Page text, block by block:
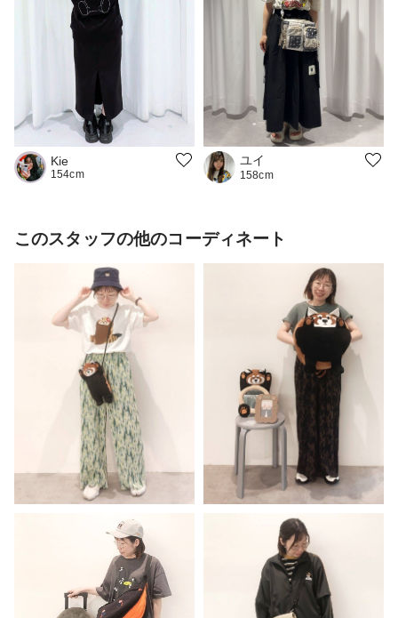
Kie
154cm
ユイ
158cm
このスタッフの他のコーディネート